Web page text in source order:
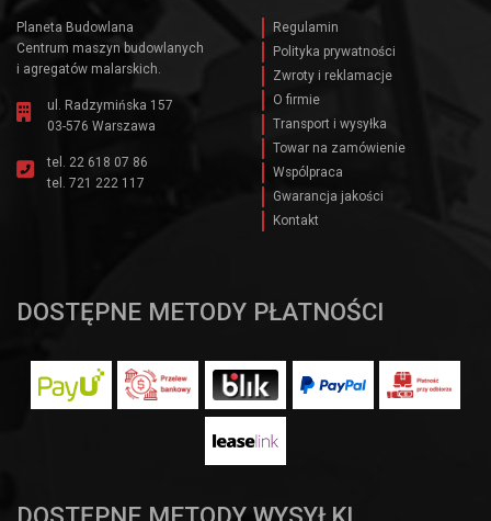
Planeta Budowlana
Centrum maszyn budowlanych
i agregatów malarskich.
ul. Radzymińska 157
03-576 Warszawa
tel. 22 618 07 86
tel. 721 222 117
Regulamin
Polityka prywatności
Zwroty i reklamacje
O firmie
Transport i wysyłka
Towar na zamówienie
Wspólpraca
Gwarancja jakości
Kontakt
DOSTĘPNE METODY PŁATNOŚCI